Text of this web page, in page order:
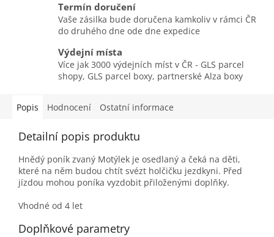
Termín doručení
Vaše zásilka bude doručena kamkoliv v rámci ČR
do druhého dne ode dne expedice
Výdejní místa
Více jak 3000 výdejních míst v ČR - GLS parcel
shopy, GLS parcel boxy, partnerské Alza boxy
Popis Hodnocení Ostatní informace
Detailní popis produktu
Hnědý poník zvaný Motýlek je osedlaný a čeká na děti,
které na něm budou chtít svézt holčičku jezdkyni. Před
jízdou mohou poníka vyzdobit přiloženými doplňky.
Vhodné od 4 let
Doplňkové parametry